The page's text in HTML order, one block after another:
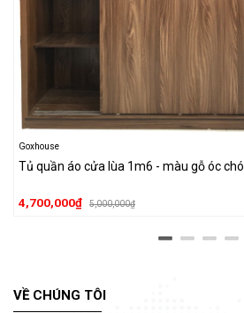
Goxhouse
Tủ quần áo cửa lùa 1m6 - màu gỗ óc chó
4,700,000₫ 5,000,000₫
VỀ CHÚNG TÔI